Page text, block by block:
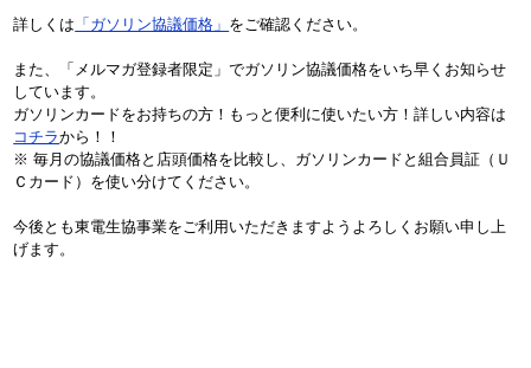
詳しくは 「ガソリン協議価格」 をご確認ください。
また、「メルマガ登録者限定」でガソリン協議価格をいち早くお知らせ
しています。
ガソリンカードをお持ちの方！もっと便利に使いたい方！詳しい内容は
コチラから！！
※ 毎月の協議価格と店頭価格を比較し、ガソリンカードと組合員証（Ｕ
Ｃカード）を使い分けてください。
今後とも東電生協事業をご利用いただきますようよろしくお願い申し上
げます。